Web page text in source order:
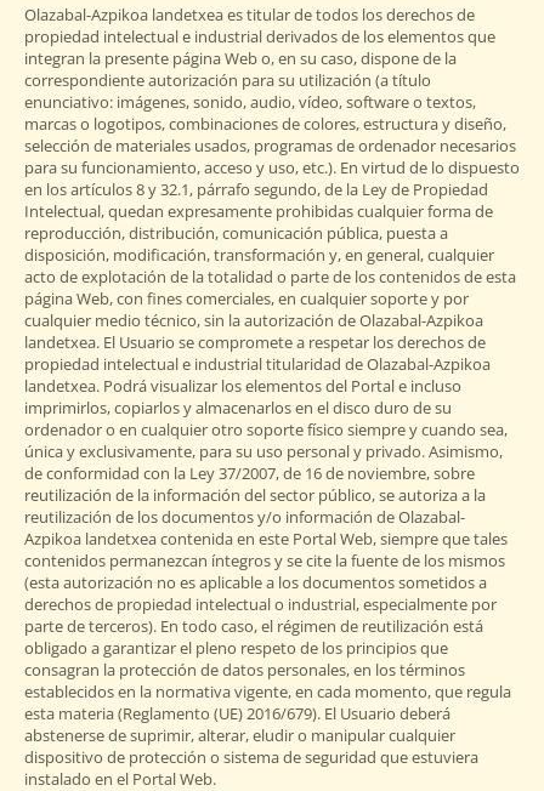
Olazabal-Azpikoa landetxea es titular de todos los derechos de
propiedad intelectual e industrial derivados de los elementos que
integran la presente página Web o, en su caso, dispone de la
correspondiente autorización para su utilización (a título
enunciativo: imágenes, sonido, audio, vídeo, software o textos,
marcas o logotipos, combinaciones de colores, estructura y diseño,
selección de materiales usados, programas de ordenador necesarios
para su funcionamiento, acceso y uso, etc.). En virtud de lo dispuesto
en los artículos 8 y 32.1, párrafo segundo, de la Ley de Propiedad
Intelectual, quedan expresamente prohibidas cualquier forma de
reproducción, distribución, comunicación pública, puesta a
disposición, modificación, transformación y, en general, cualquier
acto de explotación de la totalidad o parte de los contenidos de esta
página Web, con fines comerciales, en cualquier soporte y por
cualquier medio técnico, sin la autorización de Olazabal-Azpikoa
landetxea. El Usuario se compromete a respetar los derechos de
propiedad intelectual e industrial titularidad de Olazabal-Azpikoa
landetxea. Podrá visualizar los elementos del Portal e incluso
imprimirlos, copiarlos y almacenarlos en el disco duro de su
ordenador o en cualquier otro soporte físico siempre y cuando sea,
única y exclusivamente, para su uso personal y privado. Asimismo,
de conformidad con la Ley 37/2007, de 16 de noviembre, sobre
reutilización de la información del sector público, se autoriza a la
reutilización de los documentos y/o información de Olazabal-
Azpikoa landetxea contenida en este Portal Web, siempre que tales
contenidos permanezcan íntegros y se cite la fuente de los mismos
(esta autorización no es aplicable a los documentos sometidos a
derechos de propiedad intelectual o industrial, especialmente por
parte de terceros). En todo caso, el régimen de reutilización está
obligado a garantizar el pleno respeto de los principios que
consagran la protección de datos personales, en los términos
establecidos en la normativa vigente, en cada momento, que regula
esta materia (Reglamento (UE) 2016/679). El Usuario deberá
abstenerse de suprimir, alterar, eludir o manipular cualquier
dispositivo de protección o sistema de seguridad que estuviera
instalado en el Portal Web.